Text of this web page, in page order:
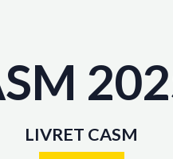
LIVRET CASM